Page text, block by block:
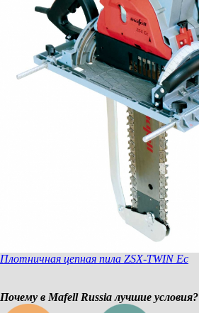
Плотничная цепная пила ZSX-TWIN Ec
Почему в Mafell Russia лучшие условия?